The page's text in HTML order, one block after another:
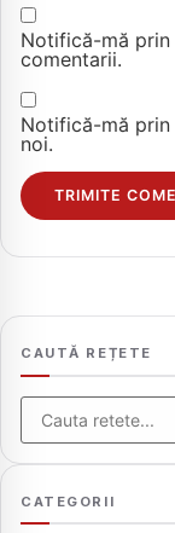
Notifică-mă
comentarii.
Notifică-mă
noi.
CAUTĂ REȚETE
CATEGORII